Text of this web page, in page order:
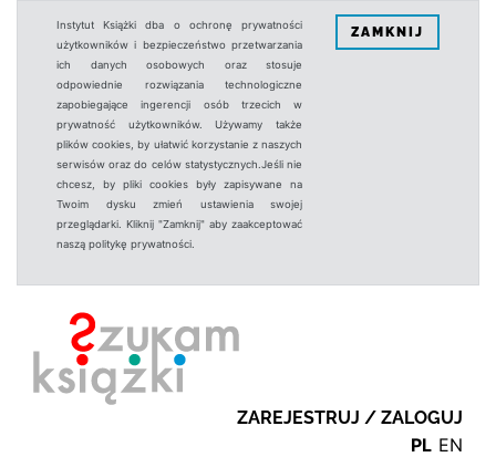
Instytut Książki dba o ochronę prywatności
użytkowników i bezpieczeństwo przetwarzania
ich danych osobowych oraz stosuje
odpowiednie rozwiązania technologiczne
zapobiegające ingerencji osób trzecich w
prywatność użytkowników. Używamy także
plików cookies, by ułatwić korzystanie z naszych
serwisów oraz do celów statystycznych.Jeśli nie
chcesz, by pliki cookies były zapisywane na
Twoim dysku zmień ustawienia swojej
przeglądarki. Kliknij "Zamknij" aby zaakceptować
naszą politykę prywatności.
ZAMKNIJ
ZAREJESTRUJ / ZALOGUJ
PL EN